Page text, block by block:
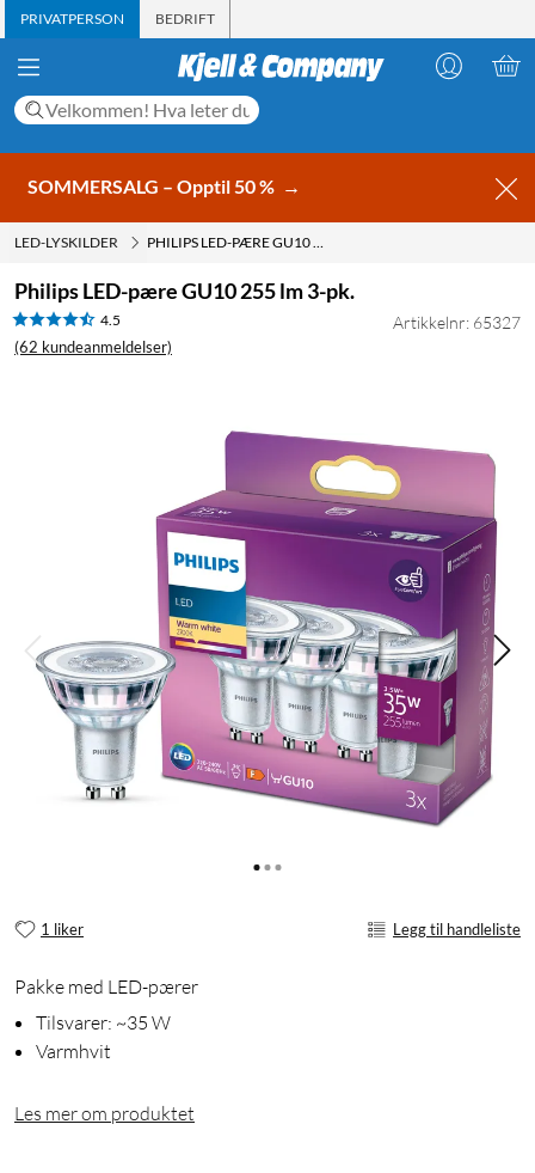
PRIVATPERSON BEDRIFT
SOMMERSALG – Opptil 50 % →
LED-LYSKILDER PHILIPS LED-PÆRE GU10 255 LM 3-PK.
Philips LED-pære GU10 255 lm 3-pk.
4.5
(62 kundeanmeldelser)
Artikkelnr: 65327
1 liker Legg til handleliste
Pakke med LED-pærer
Tilsvarer: ~35 W
Varmhvit
Les mer om produktet